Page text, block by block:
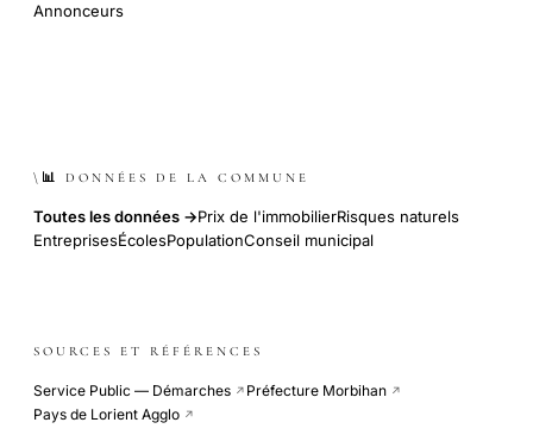
Annonceurs
\📊 DONNÉES DE LA COMMUNE
Toutes les données →Prix de l'immobilierRisques naturels
EntreprisesÉcolesPopulationConseil municipal
SOURCES ET RÉFÉRENCES
Service Public — Démarches ↗ Préfecture Morbihan ↗
Pays de Lorient Agglo ↗